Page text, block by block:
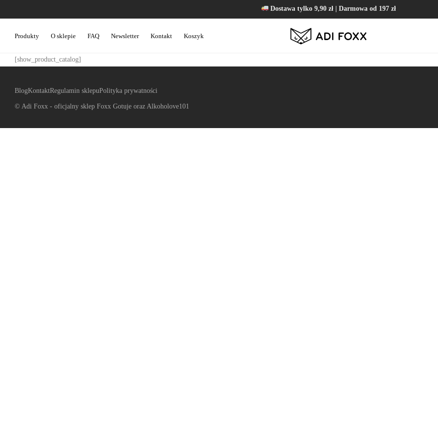
Dostawa tylko 9,90 zł | Darmowa od 197 zł
Produkty O sklepie FAQ Newsletter Kontakt Koszyk
[show_product_catalog]
BlogKontaktRegulamin sklepuPolityka prywatności
© Adi Foxx - oficjalny sklep Foxx Gotuje oraz Alkoholove101